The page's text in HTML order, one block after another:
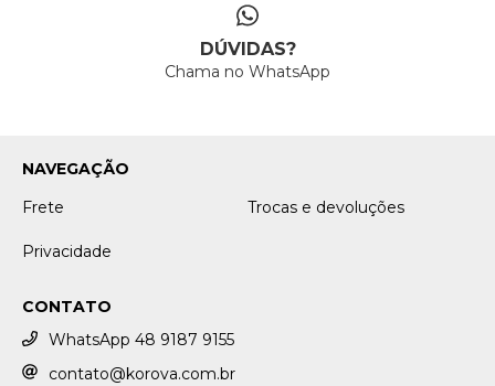
DÚVIDAS?
Chama no WhatsApp
NAVEGAÇÃO
Frete
Trocas e devoluções
Privacidade
CONTATO
WhatsApp 48 9187 9155
contato@korova.com.br